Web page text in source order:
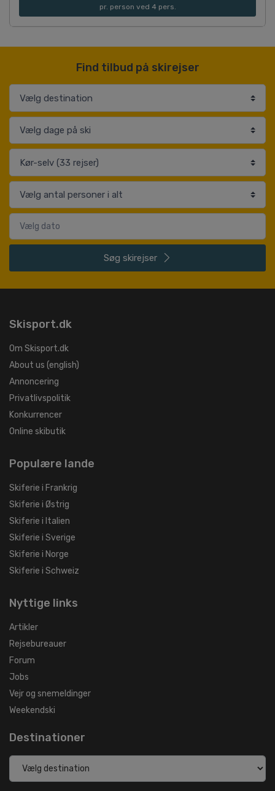
pr. person ved 4 pers.
Find tilbud på skirejser
Søg skirejser
Skisport.dk
Om Skisport.dk
About us (english)
Annoncering
Privatlivspolitik
Konkurrencer
Online skibutik
Populære lande
Skiferie i Frankrig
Skiferie i Østrig
Skiferie i Italien
Skiferie i Sverige
Skiferie i Norge
Skiferie i Schweiz
Nyttige links
Artikler
Rejsebureauer
Forum
Jobs
Vejr og snemeldinger
Weekendski
Destinationer